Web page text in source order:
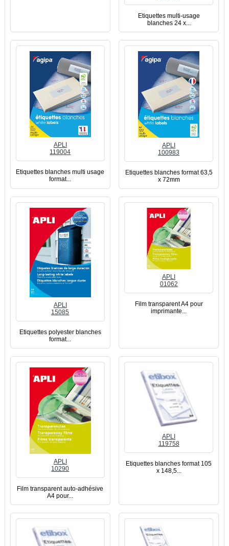
Etiquettes multi-usage
blanches 24 x...
APLI
119004
Etiquettes blanches multi usage
format...
APLI
100983
Etiquettes blanches format 63,5
x 72mm
APLI
15085
Etiquettes polyester blanches
format...
APLI
01062
Film transparent A4 pour
imprimante...
APLI
10290
Film transparent auto-adhésive
A4 pour...
APLI
119758
Etiquettes blanches format 105
x 148,5...